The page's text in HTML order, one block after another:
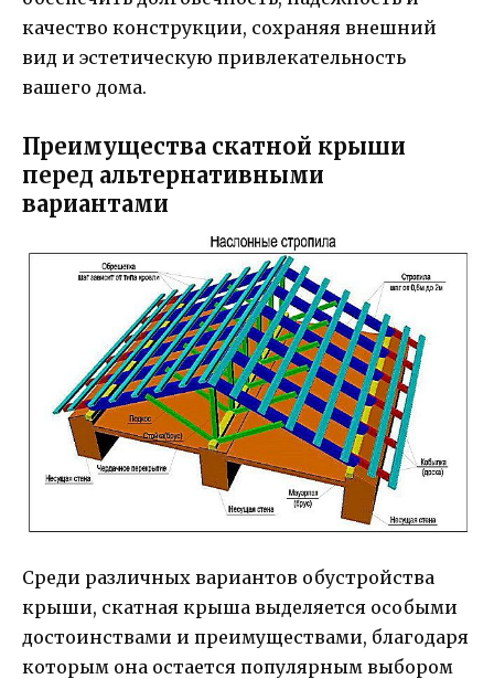
качество конструкции, сохраняя внешний
вид и эстетическую привлекательность
вашего дома.
Преимущества скатной крыши
перед альтернативными
вариантами
Среди различных вариантов обустройства
крыши, скатная крыша выделяется особыми
достоинствами и преимуществами, благодаря
которым она остается популярным выбором